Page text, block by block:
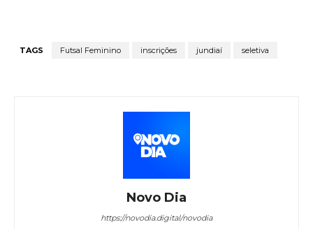
TAGS Futsal Feminino inscrições jundiaí seletiva
Novo Dia
https://novodia.digital/novodia